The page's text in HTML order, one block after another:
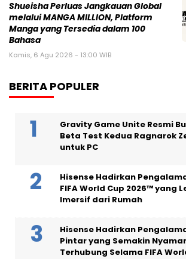
Shueisha Perluas Jangkauan Global
melalui MANGA MILLION, Platform
Manga yang Tersedia dalam 100
Bahasa
Kamis, 6 Agu 2026 - 13:00 WIB
BERITA POPULER
Gravity Game Unite Resmi
Beta Test Kedua Ragnarok
untuk PC
Hisense Hadirkan
FIFA World Cup 2026™ yang
Imersif dari Rumah
Hisense Hadirkan
Pintar yang Semakin
Terhubung Selama FIFA